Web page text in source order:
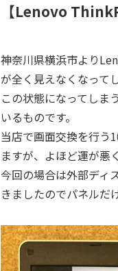
【Lenovo
神奈川県横浜市より
が全く見えなくなって
この状態になってしま
いるものです。
当店で画面交換を行う
ますが、よほど運が悪
今回の場合は外部ディ
きましたのでパネルだ